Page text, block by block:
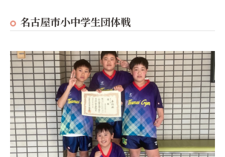
名古屋市小中学生団体戦